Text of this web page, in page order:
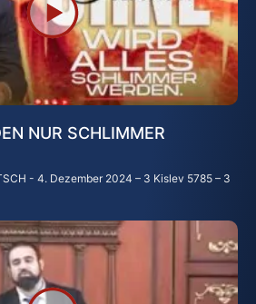
NUR SCHLIMMER
4. Dezember 2024 – 3 Kislev 5785 – 3